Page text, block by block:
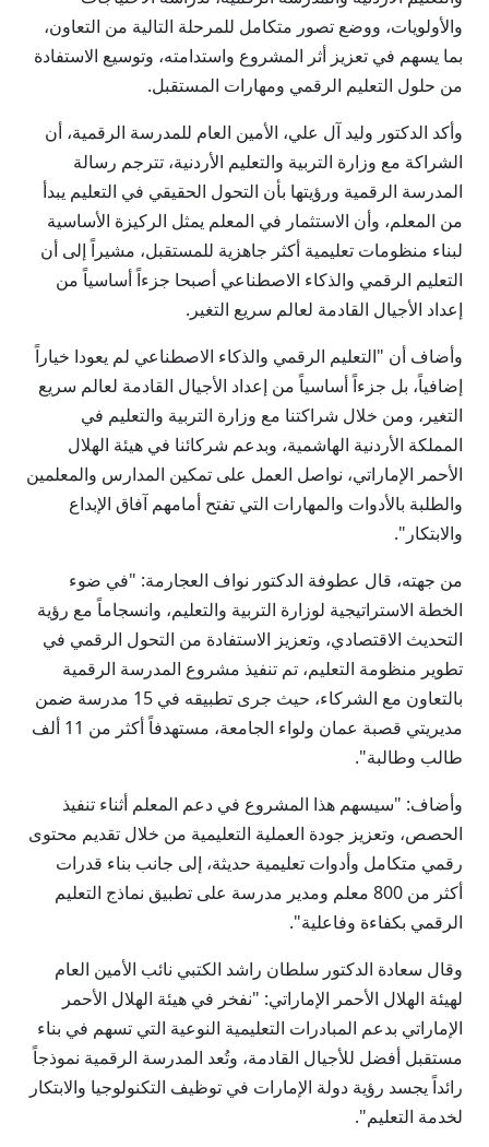
والأولويات، ووضع تصور متكامل للمرحلة التالية من التعاون،
بما يسهم في تعزيز أثر المشروع واستدامته، وتوسيع الاستفادة
من حلول التعليم الرقمي ومهارات المستقبل.
وأكد الدكتور وليد آل علي، الأمين العام للمدرسة الرقمية، أن
الشراكة مع وزارة التربية والتعليم الأردنية، تترجم رسالة
المدرسة الرقمية ورؤيتها بأن التحول الحقيقي في التعليم يبدأ
من المعلم، وأن الاستثمار في المعلم يمثل الركيزة الأساسية
لبناء منظومات تعليمية أكثر جاهزية للمستقبل، مشيراً إلى أن
التعليم الرقمي والذكاء الاصطناعي أصبحا جزءاً أساسياً من
إعداد الأجيال القادمة لعالم سريع التغير.
وأضاف أن "التعليم الرقمي والذكاء الاصطناعي لم يعودا خياراً
إضافياً، بل جزءاً أساسياً من إعداد الأجيال القادمة لعالم سريع
التغير، ومن خلال شراكتنا مع وزارة التربية والتعليم في
المملكة الأردنية الهاشمية، وبدعم شركائنا في هيئة الهلال
الأحمر الإماراتي، نواصل العمل على تمكين المدارس والمعلمين
والطلبة بالأدوات والمهارات التي تفتح أمامهم آفاق الإبداع
والابتكار".
من جهته، قال عطوفة الدكتور نواف العجارمة: "في ضوء
الخطة الاستراتيجية لوزارة التربية والتعليم، وانسجاماً مع رؤية
التحديث الاقتصادي، وتعزيز الاستفادة من التحول الرقمي في
تطوير منظومة التعليم، تم تنفيذ مشروع المدرسة الرقمية
بالتعاون مع الشركاء، حيث جرى تطبيقه في 15 مدرسة ضمن
مديريتي قصبة عمان ولواء الجامعة، مستهدفاً أكثر من 11 ألف
طالب وطالبة".
وأضاف: "سيسهم هذا المشروع في دعم المعلم أثناء تنفيذ
الحصص، وتعزيز جودة العملية التعليمية من خلال تقديم محتوى
رقمي متكامل وأدوات تعليمية حديثة، إلى جانب بناء قدرات
أكثر من 800 معلم ومدير مدرسة على تطبيق نماذج التعليم
الرقمي بكفاءة وفاعلية".
وقال سعادة الدكتور سلطان راشد الكتبي نائب الأمين العام
لهيئة الهلال الأحمر الإماراتي: "نفخر في هيئة الهلال الأحمر
الإماراتي بدعم المبادرات التعليمية النوعية التي تسهم في بناء
مستقبل أفضل للأجيال القادمة، وتُعد المدرسة الرقمية نموذجاً
رائداً يجسد رؤية دولة الإمارات في توظيف التكنولوجيا والابتكار
لخدمة التعليم".